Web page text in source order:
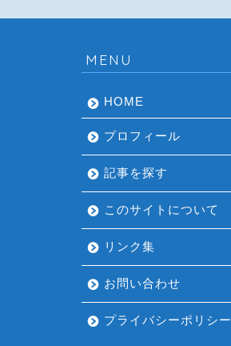
MENU
HOME
プロフィール
記事を探す
このサイトについて
リンク集
お問い合わせ
プライバシーポリシー